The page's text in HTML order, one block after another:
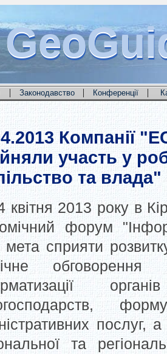
| Законодавство | Конференції |
Компанії
участь у
та влада"
квітня 2013 року в
форум
мета сприяти
послуг,
та